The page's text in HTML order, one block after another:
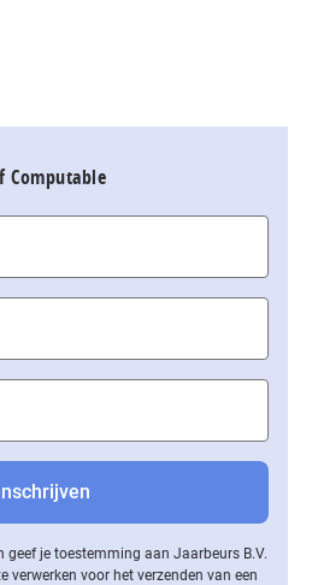
Computable
geef je toestemming aan Jaarbeurs B.V.
verwerken voor het verzenden van een